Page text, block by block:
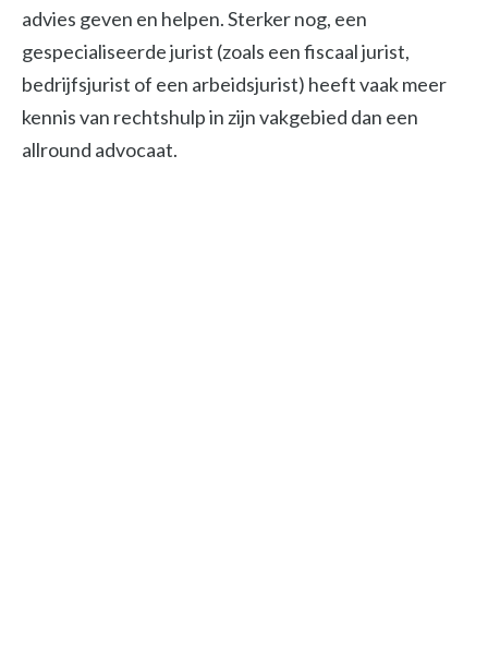
advies geven en helpen. Sterker nog, een
gespecialiseerde jurist (zoals een fiscaal jurist,
bedrijfsjurist of een arbeidsjurist) heeft vaak meer
kennis van rechtshulp in zijn vakgebied dan een
allround advocaat.